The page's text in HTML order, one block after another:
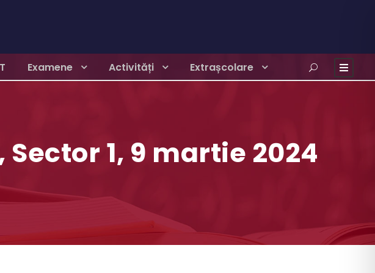
Examene Activități Extrașcolare
1, 9 martie 2024